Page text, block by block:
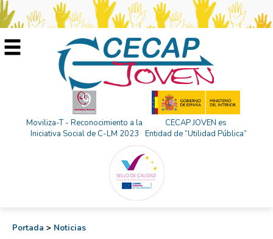
Moviliza-T - Reconocimiento a la
Iniciativa Social de C-LM 2023
CECAP JOVEN es
Entidad de “Utilidad Pública”
Portada > Noticias